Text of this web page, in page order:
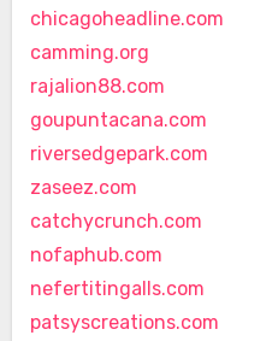
chicagoheadline.com
camming.org
rajalion88.com
goupuntacana.com
riversedgepark.com
zaseez.com
catchycrunch.com
nofaphub.com
nefertitingalls.com
patsyscreations.com